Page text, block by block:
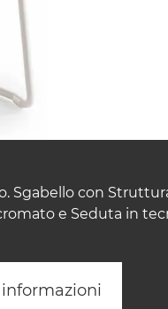
Sgabello con
e Seduta in